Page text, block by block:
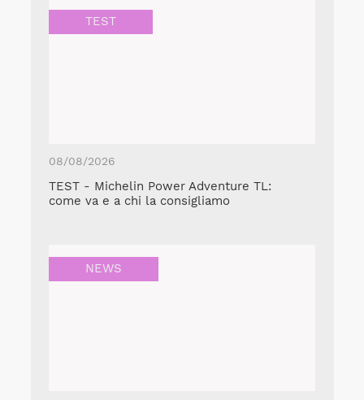
TEST
08/08/2026
TEST - Michelin Power Adventure TL:
come va e a chi la consigliamo
NEWS